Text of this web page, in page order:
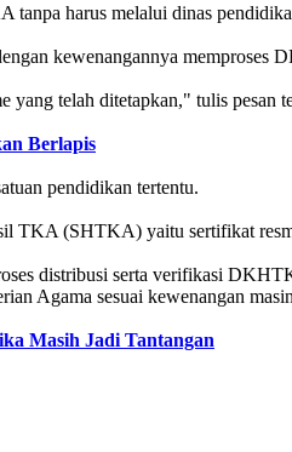
harus melalui dinas
kewenangannya memproses
telah ditetapkan," tulis pesan
Berlapis
pendidikan tertentu.
(SHTKA) yaitu sertifikat
distribusi serta verifikasi
Agama sesuai kewenangan
Masih Jadi Tantangan